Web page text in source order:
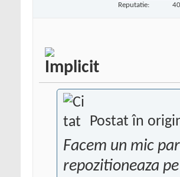
Reputatie: 40
Postat în
Facem un mic
repozitioneaza